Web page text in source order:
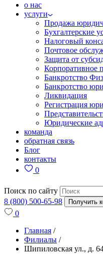
о нас
услуги
Продажа
Бухгалтерские
Налоговый
Почтовое
Защита от
Корпоративное
Банкротство
Банкротство
Ликвидация
Регистрация
Юридические
команда
обратная связь
Блог
контакты
0
Поиск по сайту
8 (800) 500-65-98
Получить
0
Главная /
Филиалы /
Шипиловская ул., д.